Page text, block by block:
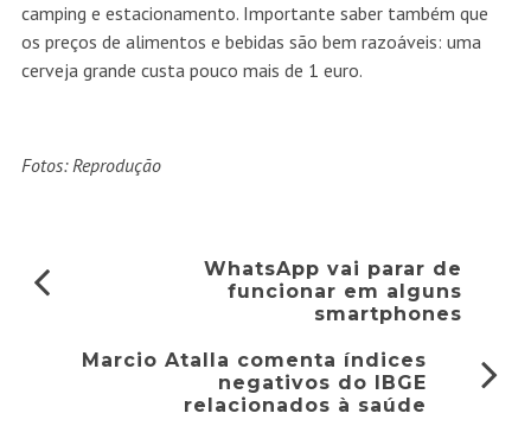
camping e estacionamento. Importante saber também que
os preços de alimentos e bebidas são bem razoáveis: uma
cerveja grande custa pouco mais de 1 euro.
Fotos: Reprodução
WhatsApp vai parar de
funcionar em alguns
smartphones
Marcio Atalla comenta índices
negativos do IBGE
relacionados à saúde